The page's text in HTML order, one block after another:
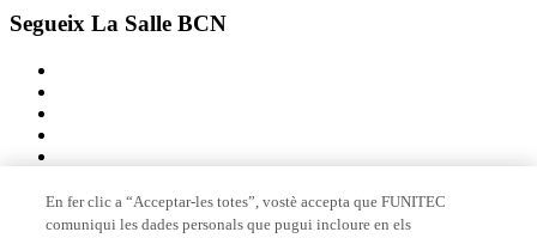
Segueix La Salle BCN
En fer clic a “Acceptar-les totes”, vostè accepta que FUNITEC
comuniqui les dades personals que pugui incloure en els